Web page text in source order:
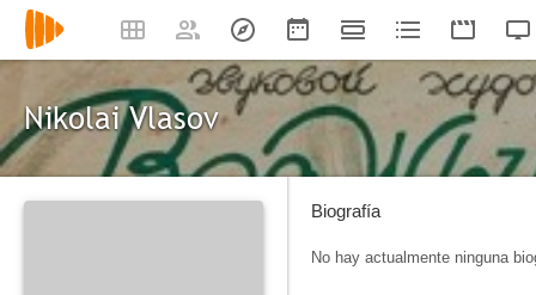
Nikolai Vlasov
Biografía
No hay actualmente ninguna